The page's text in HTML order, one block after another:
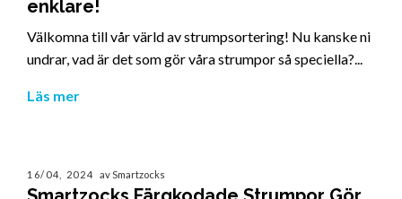
enklare!
Välkomna till vår värld av strumpsortering! Nu kanske ni
undrar, vad är det som gör våra strumpor så speciella?...
Läs mer
16/04, 2024 av Smartzocks